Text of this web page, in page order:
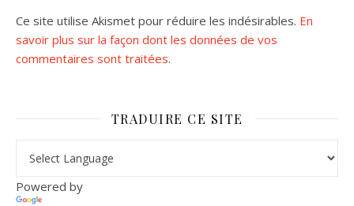
Ce site utilise Akismet pour réduire les indésirables. En
savoir plus sur la façon dont les données de vos
commentaires sont traitées.
TRADUIRE CE SITE
Powered by